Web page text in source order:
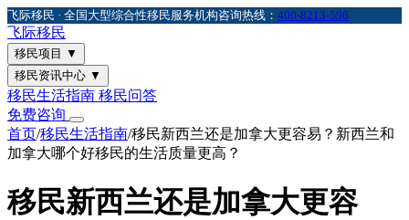
飞际移民 · 全国大型综合性移民服务机构咨询热线： 400-8213-596
飞际移民
移民项目 ▼
移民资讯中心 ▼
移民生活指南 移民问答
免费咨询
首页/移民生活指南/移民新西兰还是加拿大更容易？新西兰和
加拿大哪个好移民的生活质量更高？
移民新西兰还是加拿大更容